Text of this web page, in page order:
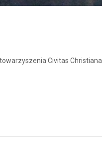
Civitas Christiana